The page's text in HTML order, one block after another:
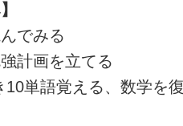
でみる
計画を立てる
単語覚える、数学を